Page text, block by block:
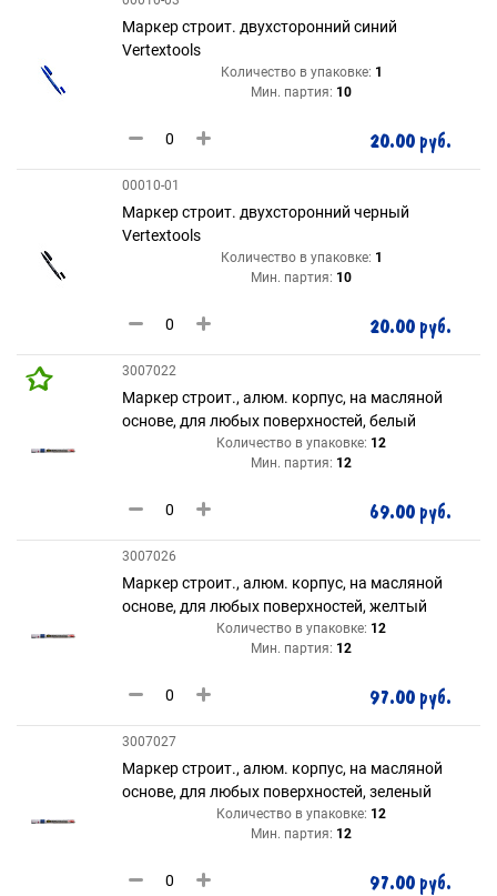
Маркер строит. двухсторонний синий
Vertextools
Количество в упаковке: 1
Мин. партия: 10
20.00 руб.
00010-01
Маркер строит. двухсторонний черный
Vertextools
Количество в упаковке: 1
Мин. партия: 10
20.00 руб.
3007022
Маркер строит., алюм. корпус, на масляной
основе, для любых поверхностей, белый
Количество в упаковке: 12
Мин. партия: 12
69.00 руб.
3007026
Маркер строит., алюм. корпус, на масляной
основе, для любых поверхностей, желтый
Количество в упаковке: 12
Мин. партия: 12
97.00 руб.
3007027
Маркер строит., алюм. корпус, на масляной
основе, для любых поверхностей, зеленый
Количество в упаковке: 12
Мин. партия: 12
97.00 руб.